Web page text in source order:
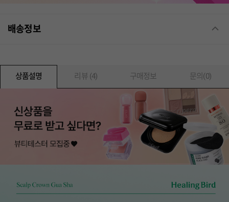
배송정보
상품설명 리뷰 (4) 구매정보 문의(0)